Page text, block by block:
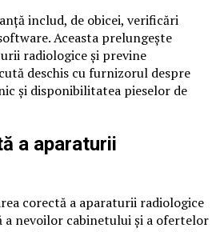
includ, de obicei, verificări
Aceasta prelungește
radiologice și previne
deschis cu furnizorul despre
și disponibilitatea pieselor de
a aparaturii
corectă a aparaturii radiologice
a nevoilor cabinetului și a ofertelor